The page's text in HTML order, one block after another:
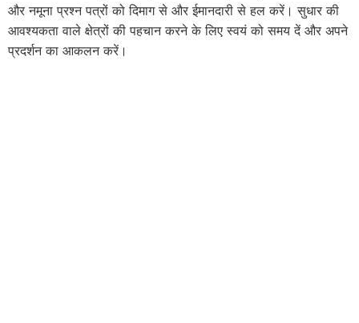
और नमूना प्रश्न पत्रों को दिमाग से और ईमानदारी से हल करें। सुधार की
आवश्यकता वाले क्षेत्रों की पहचान करने के लिए स्वयं को समय दें और अपने
प्रदर्शन का आकलन करें।